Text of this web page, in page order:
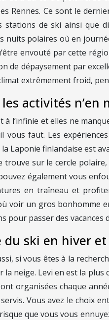
Rennes. Ce sont le
stations de ski ainsi
polaires où en
envouté par cette
de dépaysement par
extrêmement froid,
activités n’en
l’infinie et elles ne
vous faut. Les
Laponie finlandaise est
sur le cercle
également vous
en traîneau et
voir un gros bonhomme
pour passer des
ski en hiver
si vous êtes à la
neige. Levi en est la
organisées chaque
Vous avez le choix
que vous vous